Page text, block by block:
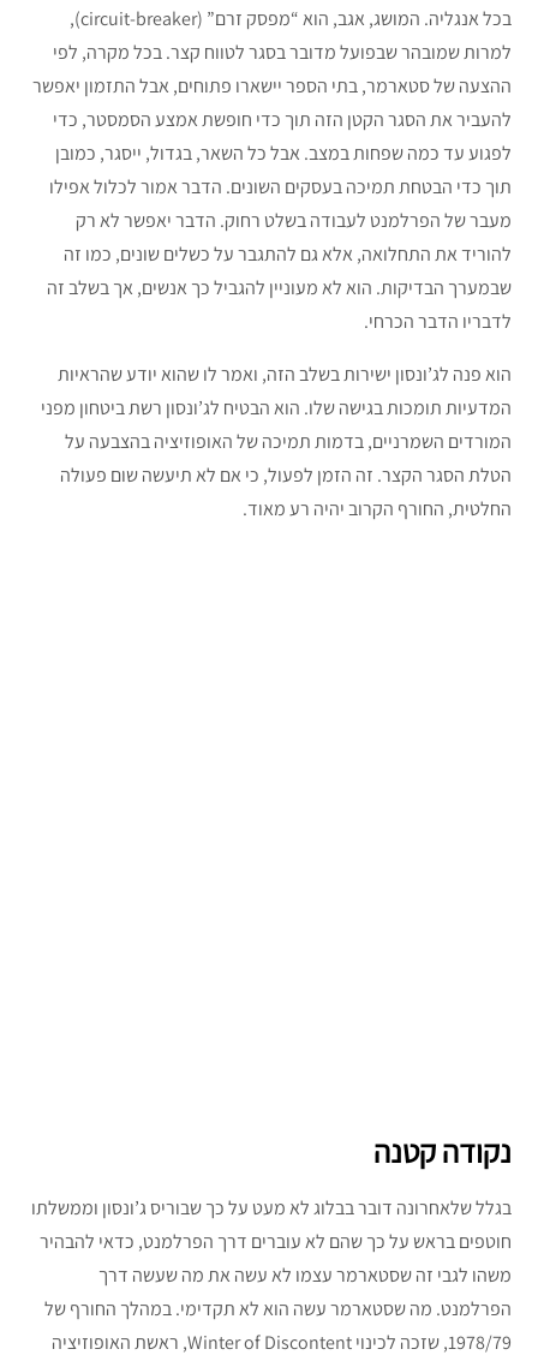
בכל אנגליה. המושג, אגב, הוא “מפסק זרם” (circuit-breaker),
למרות שמובהר שבפועל מדובר בסגר לטווח קצר. בכל מקרה, לפי
ההצעה של סטארמר, בתי הספר יישארו פתוחים, אבל התזמון יאפשר
להעביר את הסגר הקטן הזה תוך כדי חופשת אמצע הסמסטר, כדי
לפגוע עד כמה שפחות במצב. אבל כל השאר, בגדול, ייסגר, כמובן
תוך כדי הבטחת תמיכה בעסקים השונים. הדבר אמור לכלול אפילו
מעבר של הפרלמנט לעבודה בשלט רחוק. הדבר יאפשר לא רק
להוריד את התחלואה, אלא גם להתגבר על כשלים שונים, כמו זה
שבמערך הבדיקות. הוא לא מעוניין להגביל כך אנשים, אך בשלב זה
לדבריו הדבר הכרחי.
הוא פנה לג’ונסון ישירות בשלב הזה, ואמר לו שהוא יודע שהראיות
המדעיות תומכות בגישה שלו. הוא הבטיח לג’ונסון רשת ביטחון מפני
המורדים השמרניים, בדמות תמיכה של האופוזיציה בהצבעה על
הטלת הסגר הקצר. זה הזמן לפעול, כי אם לא תיעשה שום פעולה
החלטית, החורף הקרוב יהיה רע מאוד.
נקודה קטנה
בגלל שלאחרונה דובר בבלוג לא מעט על כך שבוריס ג’ונסון וממשלתו
חוטפים בראש על כך שהם לא עוברים דרך הפרלמנט, כדאי להבהיר
משהו לגבי זה שסטארמר עצמו לא עשה את מה שעשה דרך
הפרלמנט. מה שסטארמר עשה הוא לא תקדימי. במהלך החורף של
1978/79, שזכה לכינוי Winter of Discontent, ראשת האופוזיציה